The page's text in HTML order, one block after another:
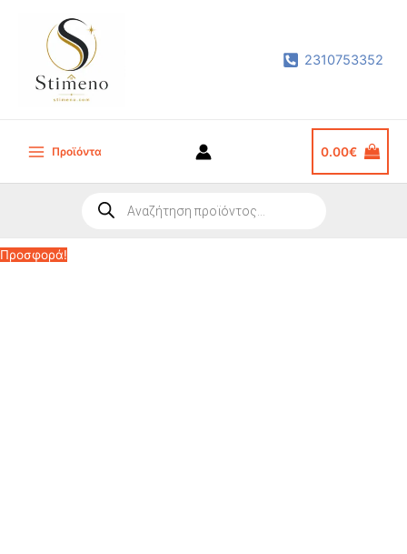
περιεχόμενο
2310753352
Main
Προϊόντα 0.00€
search
Προσφορά!